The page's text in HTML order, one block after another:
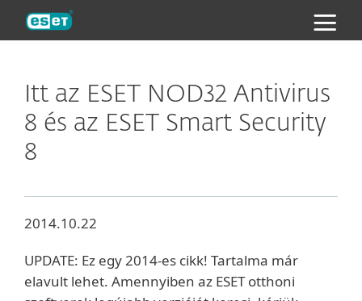
Itt az ESET NOD32 Antivirus
8 és az ESET Smart Security
8
2014.10.22
UPDATE: Ez egy 2014-es cikk! Tartalma már
elavult lehet. Amennyiben az ESET otthoni
ESET